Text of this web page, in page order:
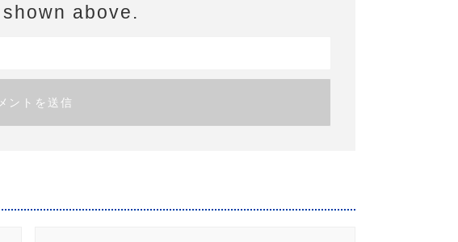
above.